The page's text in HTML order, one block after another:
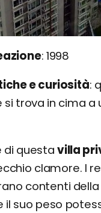
1998
e curiosità
trova in cima a
di questavilla
clamore. I
contenti della
il suo peso